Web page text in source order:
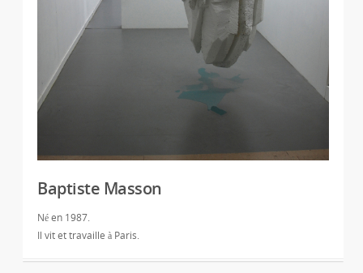
Baptiste Masson
Né en 1987.
Il vit et travaille à Paris.